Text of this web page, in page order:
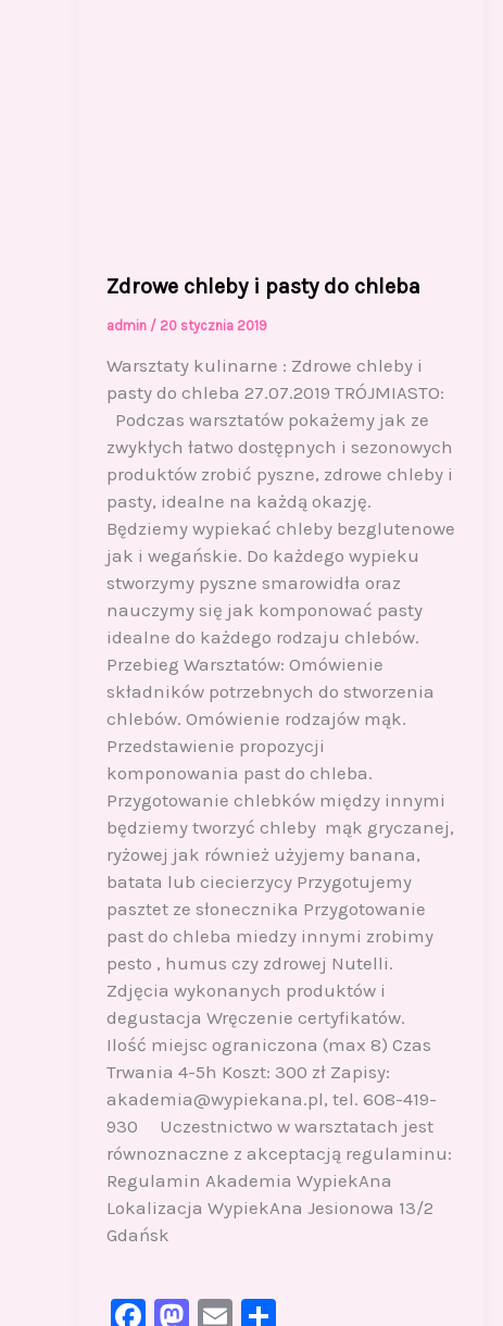
Zdrowe chleby i pasty do chleba
admin / 20 stycznia 2019
Warsztaty kulinarne : Zdrowe chleby i
pasty do chleba 27.07.2019 TRÓJMIASTO:
Podczas warsztatów pokażemy jak ze
zwykłych łatwo dostępnych i sezonowych
produktów zrobić pyszne, zdrowe chleby i
pasty, idealne na każdą okazję.
Będziemy wypiekać chleby bezglutenowe
jak i wegańskie. Do każdego wypieku
stworzymy pyszne smarowidła oraz
nauczymy się jak komponować pasty
idealne do każdego rodzaju chlebów.
Przebieg Warsztatów: Omówienie
składników potrzebnych do stworzenia
chlebów. Omówienie rodzajów mąk.
Przedstawienie propozycji
komponowania past do chleba.
Przygotowanie chlebków między innymi
będziemy tworzyć chleby mąk gryczanej,
ryżowej jak również użyjemy banana,
batata lub ciecierzycy Przygotujemy
pasztet ze słonecznika Przygotowanie
past do chleba miedzy innymi zrobimy
pesto , humus czy zdrowej Nutelli.
Zdjęcia wykonanych produktów i
degustacja Wręczenie certyfikatów.
Ilość miejsc ograniczona (max 8) Czas
Trwania 4-5h Koszt: 300 zł Zapisy:
akademia@wypiekana.pl, tel. 608-419-
930 Uczestnictwo w warsztatach jest
równoznaczne z akceptacją regulaminu:
Regulamin Akademia WypiekAna
Lokalizacja WypiekAna Jesionowa 13/2
Gdańsk
F
M E S